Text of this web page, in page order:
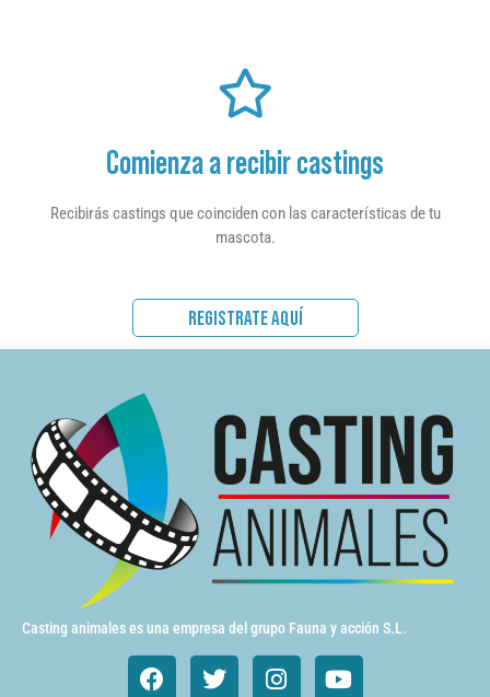
Comienza a recibir castings
Recibirás castings que coinciden con las características de tu
mascota.
REGISTRATE AQUÍ
Casting animales es una empresa del grupo Fauna y acción S.L.